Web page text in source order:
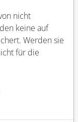
nicht
keine auf
Werden sie
für die